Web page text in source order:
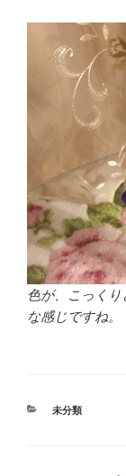
色が、こっく
な感じですね。
カ
未分類